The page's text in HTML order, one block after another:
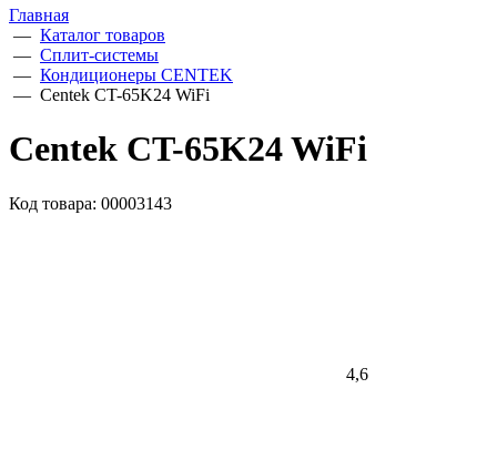
Главная
— Каталог товаров
— Сплит-системы
— Кондиционеры CENTEK
— Centek CT-65K24 WiFi
Centek CT-65K24 WiFi
Код товара: 00003143
4,6